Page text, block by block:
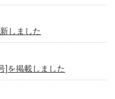
しました
を掲載しました